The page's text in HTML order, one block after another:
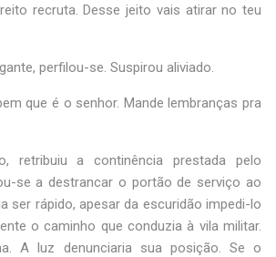
recruta. Desse jeito vais atirar no teu
perfilou-se. Suspirou aliviado.
que é o senhor. Mande lembranças pra
retribuiu a continência prestada pelo
se a destrancar o portão de serviço ao
ser rápido, apesar da escuridão impedi-lo
o caminho que conduzia à vila militar.
A luz denunciaria sua posição. Se o